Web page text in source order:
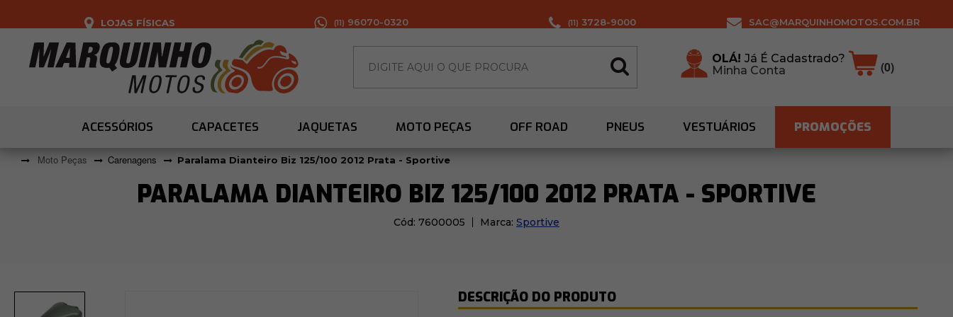
LOJAS FÍSICAS (11) 96070-0320 (11) 3728-9000 SAC@MARQUINHOMOTOS.COM.BR
OLÁ!Já É Cadastrado?
Minha Conta
(0)
ACESSÓRIOS CAPACETES JAQUETAS MOTO PEÇAS OFF ROAD PNEUS VESTUÁRIOS PROMOÇÕES
Moto Peças Carenagens Paralama Dianteiro Biz 125/100 2012 Prata - Sportive
PARALAMA DIANTEIRO BIZ 125/100 2012 PRATA - SPORTIVE
Cód: 7600005 Marca: Sportive
DESCRIÇÃO DO PRODUTO